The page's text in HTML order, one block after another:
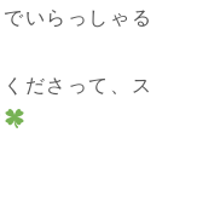
いらっしゃる
ださって、ス